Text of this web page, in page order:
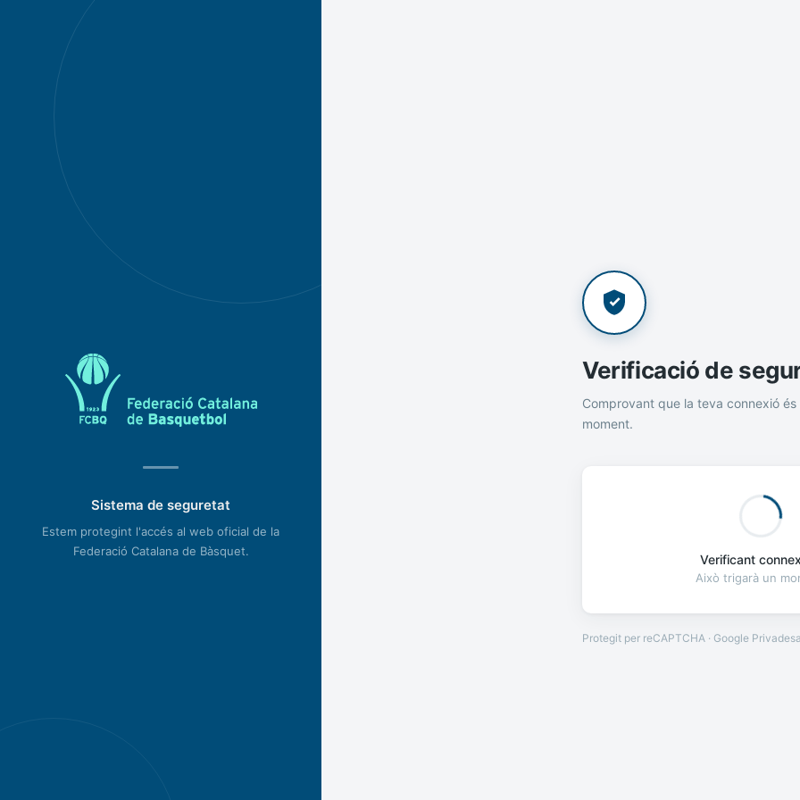
Sistema de seguretat
Estem protegint l'accés al web oficial de la
Federació Catalana de Bàsquet.
Verificació de
Comprovant que la teva connexió és
moment.
Verificant
Això trigarà un
Protegit per reCAPTCHA · Google Privadesa